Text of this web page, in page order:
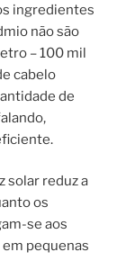
ingredientes
não são
– 100 mil
cabelo
de
solar reduz a
os
se aos
pequenas